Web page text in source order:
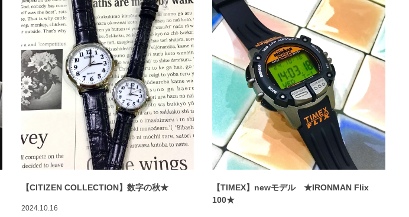
【CITIZEN COLLECTION】数字の秋★
2024.10.16
【TIMEX】newモデル ★IRONMAN Flix
100★